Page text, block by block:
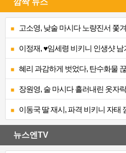
고소영, 낮술 마시다 노량진서 쫓
이정재, ♥임세령 비키니 인생샷
혜리 과감하게 벗었다, 탄수화물
장원영, 술 마시다 흘러내린 옷자
이동국 딸 재시, 파격 비키니 자태
뉴스엔TV